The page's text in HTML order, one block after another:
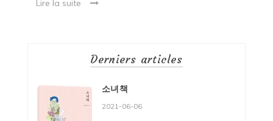
Lire la suite
Derniers articles
소녀책
2021-06-06